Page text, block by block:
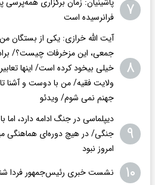
۷
فرانرسیده است
۸
آیت الله خرازی: یکی از بستگان
جمعی، این مزخرفات چیست؟/
خیلی بیخود کرده است/ اینها
ولایت فقیه/ من با دوست و آشنا
جهنم نمی شوم/ ویدئو
۹
دیپلماسی در جنگ ادامه دارد، اما
جنگی/ در هیچ دوره‌ای هماهنگی
امروز نبود
۱۰ نشست خبری رئیس‌جمهور فردا